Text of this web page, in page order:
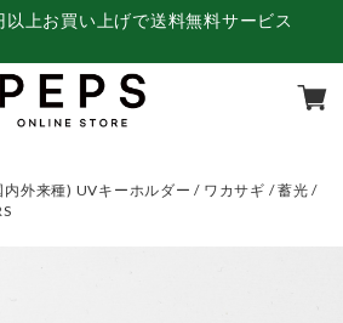
上お買い上げで送料無料サービス
外来種) UVキーホルダー / ワカサギ / 蓄光 /